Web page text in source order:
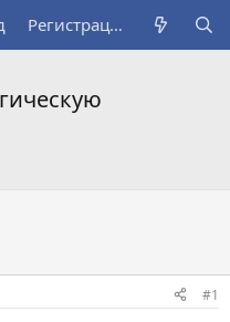
Регистрация
#1